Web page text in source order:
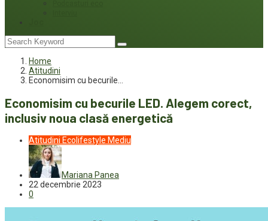
Home
Atitudini
Economisim cu becurile…
Economisim cu becurile LED. Alegem corect,
inclusiv noua clasă energetică
Atitudini Ecolifestyle Mediu
Mariana Panea
22 decembrie 2023
0